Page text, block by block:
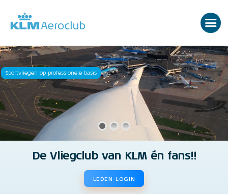
Sportvliegen op professionele basis
De Vliegclub van KLM én fans!!
LEDEN LOGIN